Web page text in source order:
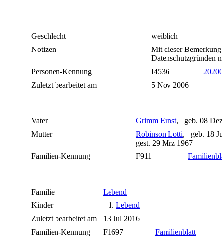
Geschlecht
weiblich
Notizen
Mit dieser
Datenschutzgründen
Personen-Kennung
I4536
Zuletzt bearbeitet am
5 Nov 2006
Vater Grimm Ernst, geb. 08
Mutter
Robinson Lotti, geb. 18
gest. 29 Mrz 1967
Familien-Kennung
F911
Familie
Lebend
Kinder
1. Lebend
Zuletzt bearbeitet am
13 Jul 2016
Familien-Kennung
F1697 Familienblatt